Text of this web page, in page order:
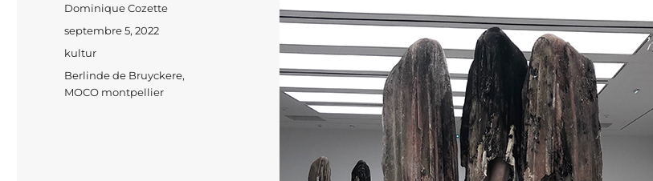
Auteur
Dominique Cozette
Publié
le
septembre 5, 2022
Catégories
kultur
Étiquettes
Berlinde de Bruyckere,
MOCO montpellier